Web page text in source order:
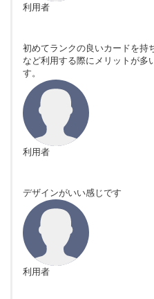
利用者
初めてランクの良いカードを持
など利用する際にメリットが多
す。
利用者
デザインがいい感じです
利用者